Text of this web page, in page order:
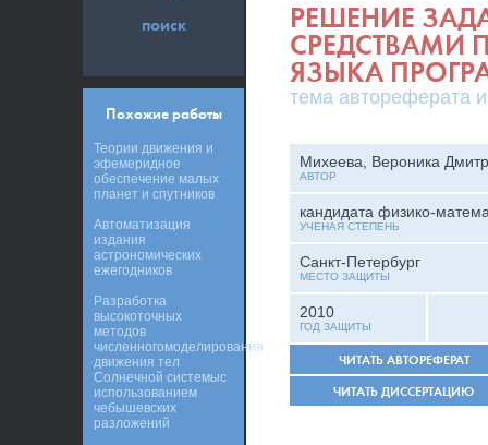
РЕШЕНИЕ
СРЕДСТВАМИ
ЯЗЫКА
тема автореферата
Михеева, Вероника
АВТОР
кандидата физико-
УЧЕНАЯ СТЕПЕНЬ
Санкт-Петербург
МЕСТО ЗАЩИТЫ
2010
ГОД ЗАЩИТЫ
ЧИТАТЬ АВТОРЕФЕРАТ
ЧИТАТЬ ДИССЕРТАЦИЮ
поиск
Похожие работы
Теории движения и
эфемеридное
обеспечение малых
планет и спутников
Автоматизация
издания
астрономических
ежегодников
Разработка
высокоточных
методов
численногомоделирования
движения тел
Солнечной системыс
использованием
чебышевских
разложений